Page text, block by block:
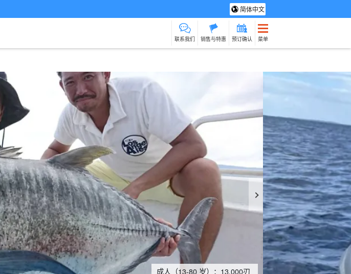
简体中文
联系我们 销售与特惠 预订确认 菜单
成人（13-80 岁）： 13,000刃